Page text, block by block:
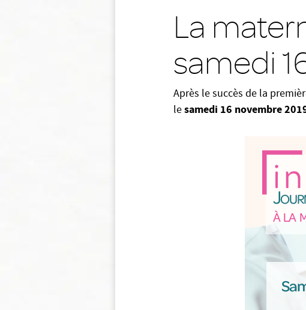
La
samedi
Après le succès de la
lesamedi 16 novembre